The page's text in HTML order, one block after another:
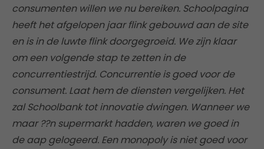
consumenten willen we nu bereiken. Schoolpagina
heeft het afgelopen jaar flink gebouwd aan de site
en is in de luwte flink doorgegroeid. We zijn klaar
om een volgende stap te zetten in de
concurrentiestrijd. Concurrentie is goed voor de
consument. Laat hem de diensten vergelijken. Het
zal Schoolbank tot innovatie dwingen. Wanneer we
maar ??n supermarkt hadden, waren we goed in
de aap gelogeerd. Een monopoly is niet goed voor